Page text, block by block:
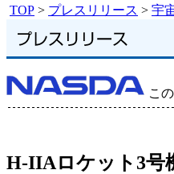
TOP > プレスリリース > 宇
こ
H-IIAロケット3号